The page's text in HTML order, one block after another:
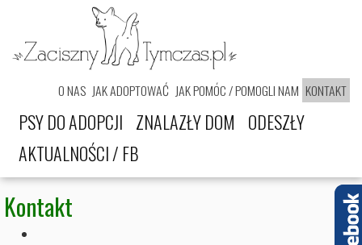
O NAS JAK ADOPTOWAĆ JAK POMÓC / POMOGLI NAM KONTAKT
PSY DO ADOPCJI ZNALAZŁY DOM ODESZŁY
AKTUALNOŚCI / FB
Kontakt